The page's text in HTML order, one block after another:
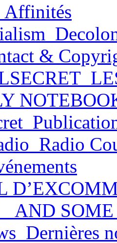
&
AND